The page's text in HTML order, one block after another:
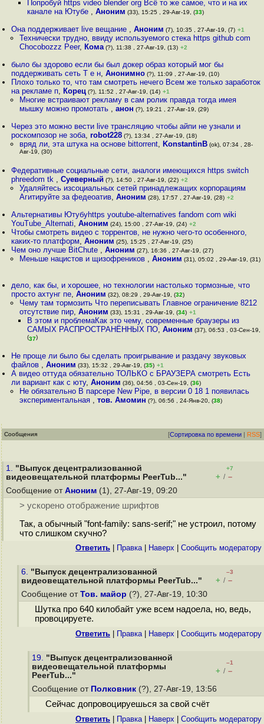
Попробуй https video blender org Всё то же самое, что и на их
канале на Ютубе , Аноним (33), 15:25 , 29-Авг-19, (33)
Она поддерживает live вещание ,Аноним (7), 10:35 , 27-Авг-19, (7) +1
Технически трудно, ввиду используемого стека https github com
Chocobozzz Peer, Кома(?), 11:38 , 27-Авг-19, (13) +2
было бы здорово если бы был докер образ который мог бы
поддерживать сеть Т е н,Анонимно (?), 11:09 , 27-Авг-19, (10)
Плохо только то, что там смотреть нечего Всем же только заработок
на рекламе п, Корец (?), 11:52 , 27-Авг-19, (14) +1
Многие встраивают рекламу в сам ролик правда тогда имея
мышку можно промотать , анон (?), 19:21 , 27-Авг-19, (29)
Через это можно вести live трансляцию чтобы айпи не узнали и
роскомпозор не зоба,robot228 (?), 13:34 , 27-Авг-19, (18)
вряд ли, эта штука на основе bittorrent, KonstantinB(ok), 07:34 , 28-
Авг-19, (30)
Федеративные социальные сети, аналоги имеющихся https switch
phreedom tk ,Суеверный (?), 14:50 , 27-Авг-19, (22) +2
Удаляйтесь изсоциальных сетей принадлежащих корпорациям
Агитируйте за федеоатив, Аноним (28), 17:57 , 27-Авг-19, (28) +2
Альтернативы Ютубуhttps youtube-alternatives fandom com wiki
YouTube_Alternati,Аноним (24), 15:00 , 27-Авг-19, (24) +2
Чтобы смотреть видео с торрентов, не нужно чего-то особенного,
каких-то платформ,Аноним (25), 15:25 , 27-Авг-19, (25)
Чем оно лучше BitChute ,Аноним (27), 16:36 , 27-Авг-19, (27)
Меньше нацистов и щизофреников , Аноним (31), 05:02 , 29-Авг-19, (31)
дело, как бы, и хорошее, но технологии настолько тормозные, что
просто ахтунг пе,Аноним (32), 08:29 , 29-Авг-19, (32)
Чему там тормозить Что переписывать Главное ограничение 8212
отсутствие пир, Аноним (33), 15:31 , 29-Авг-19, (34) +1
В этом и проблемаКак это чему, современные браузеры из
САМЫХ РАСПРОСТРАНЁННЫХ ПО, Аноним (37), 06:53 , 03-Сен-19,
(37)
Не проще ли было бы сделать проигрывание и раздачу звуковых
файлов ,Аноним (33), 15:32 , 29-Авг-19, (35) +1
А видео оттуда обязательно ТОЛЬКО с БРАУЗЕРА смотреть Есть
ли вариант как с юту,Аноним (36), 04:56 , 03-Сен-19, (36)
Не обязательно В парсере New Pipe, в версии 0 18 1 появилась
экспериментальная , тов. Амомин (?), 06:56 , 24-Янв-20, (38)
Сообщения [Сортировка по времени | RSS]
1. "Выпуск децентрализованной
видеовещательной платформы PeerTub..."
+7
+ / –
Сообщение от Аноним (1), 27-Авг-19, 09:20
> ускорено отображение шрифтов
Так, а обычный "font-family: sans-serif;" не устроил, потому
что слишком скучно?
Ответить Правка| Наверх Cообщить модератору
6. "Выпуск децентрализованной
видеовещательной платформы PeerTub..."
–3
+ / –
Сообщение от Тов. майор (?), 27-Авг-19, 10:30
Шутка про 640 килобайт уже всем надоела, но, ведь,
провоцируете.
Ответить Правка| Наверх Cообщить модератору
19. "Выпуск децентрализованной
видеовещательной платформы
PeerTub..."
–1
+ / –
Сообщение от Полковник (?), 27-Авг-19, 13:56
Сейчас допровоцируешься за свой счёт
Ответить Правка| Наверх Cообщить модератору